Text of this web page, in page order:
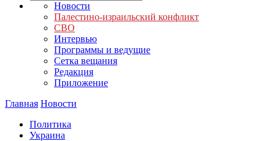
Новости
Палестино-израильский конфликт
СВО
Интервью
Программы и ведущие
Сетка вещания
Редакция
Приложение
Главная Новости
Политика
Украина